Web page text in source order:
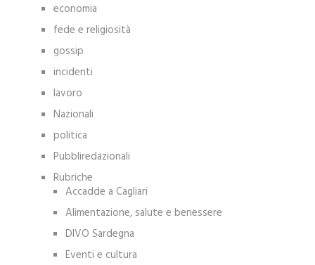
economia
fede e religiosità
gossip
incidenti
lavoro
Nazionali
politica
Pubbliredazionali
Rubriche
Accadde a Cagliari
Alimentazione, salute e benessere
DIVO Sardegna
Eventi e cultura